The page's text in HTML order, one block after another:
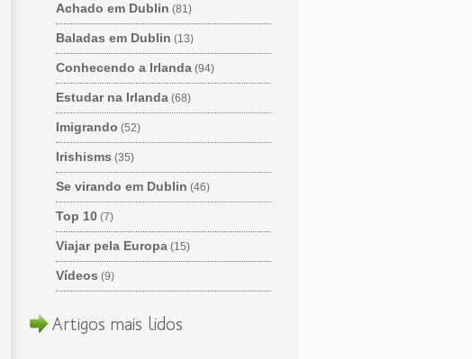
Achado em Dublin (81)
Baladas em Dublin (13)
Conhecendo a Irlanda (94)
Estudar na Irlanda (68)
Imigrando (52)
Irishisms (35)
Se virando em Dublin (46)
Top 10 (7)
Viajar pela Europa (15)
Vídeos (9)
Artigos mais lidos